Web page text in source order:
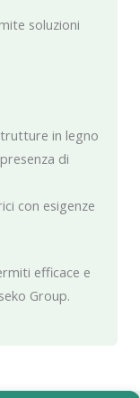
soluzioni
in legno
di
con esigenze
efficace e
Group.